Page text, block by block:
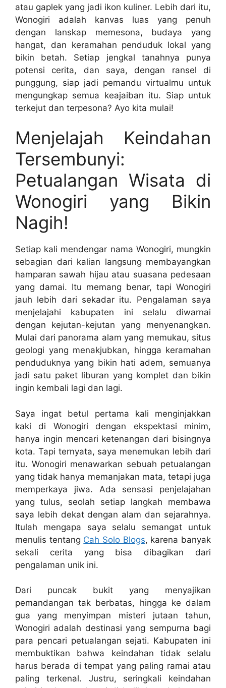
atau gaplek yang jadi ikon kuliner. Lebih dari itu,
Wonogiri adalah kanvas luas yang penuh
dengan lanskap memesona, budaya yang
hangat, dan keramahan penduduk lokal yang
bikin betah. Setiap jengkal tanahnya punya
potensi cerita, dan saya, dengan ransel di
punggung, siap jadi pemandu virtualmu untuk
mengungkap semua keajaiban itu. Siap untuk
terkejut dan terpesona? Ayo kita mulai!
Menjelajah Keindahan
Tersembunyi:
Petualangan Wisata di
Wonogiri yang Bikin
Nagih!
Setiap kali mendengar nama Wonogiri, mungkin
sebagian dari kalian langsung membayangkan
hamparan sawah hijau atau suasana pedesaan
yang damai. Itu memang benar, tapi Wonogiri
jauh lebih dari sekadar itu. Pengalaman saya
menjelajahi kabupaten ini selalu diwarnai
dengan kejutan-kejutan yang menyenangkan.
Mulai dari panorama alam yang memukau, situs
geologi yang menakjubkan, hingga keramahan
penduduknya yang bikin hati adem, semuanya
jadi satu paket liburan yang komplet dan bikin
ingin kembali lagi dan lagi.
Saya ingat betul pertama kali menginjakkan
kaki di Wonogiri dengan ekspektasi minim,
hanya ingin mencari ketenangan dari bisingnya
kota. Tapi ternyata, saya menemukan lebih dari
itu. Wonogiri menawarkan sebuah petualangan
yang tidak hanya memanjakan mata, tetapi juga
memperkaya jiwa. Ada sensasi penjelajahan
yang tulus, seolah setiap langkah membawa
saya lebih dekat dengan alam dan sejarahnya.
Itulah mengapa saya selalu semangat untuk
menulis tentang Cah Solo Blogs, karena banyak
sekali cerita yang bisa dibagikan dari
pengalaman unik ini.
Dari puncak bukit yang menyajikan
pemandangan tak berbatas, hingga ke dalam
gua yang menyimpan misteri jutaan tahun,
Wonogiri adalah destinasi yang sempurna bagi
para pencari petualangan sejati. Kabupaten ini
membuktikan bahwa keindahan tidak selalu
harus berada di tempat yang paling ramai atau
paling terkenal. Justru, seringkali keindahan